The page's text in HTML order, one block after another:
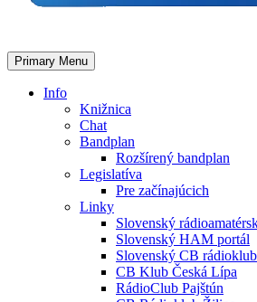
Primary Menu
Info
Knižnica
Chat
Bandplan
Rozšírený bandplan
Legislatíva
Pre začínajúcich
Linky
Slovenský
Slovenský HAM portál
Slovenský CB rádioklub
CB Klub Česká Lípa
RádioClub Pajštún